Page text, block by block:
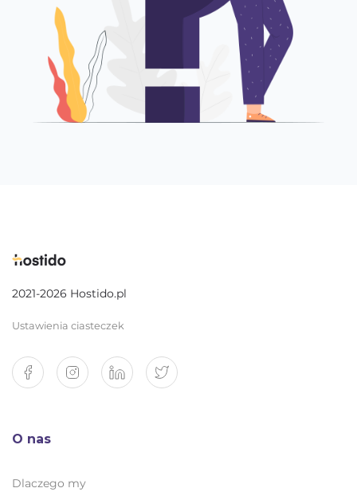
2021-2026 Hostido.pl
Ustawienia ciasteczek
O nas
Dlaczego my